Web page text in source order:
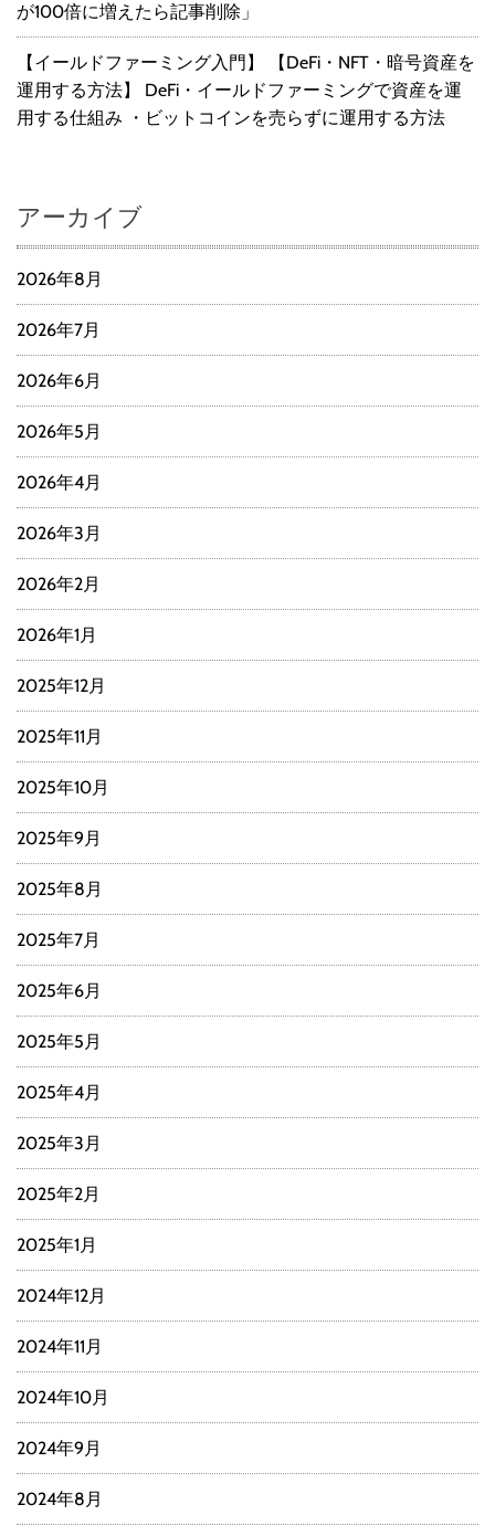
が100倍に増えたら記事削除」
【イールドファーミング入門】 【DeFi・NFT・暗号資産を
運用する方法】 DeFi・イールドファーミングで資産を運
用する仕組み ・ビットコインを売らずに運用する方法
アーカイブ
2026年8月
2026年7月
2026年6月
2026年5月
2026年4月
2026年3月
2026年2月
2026年1月
2025年12月
2025年11月
2025年10月
2025年9月
2025年8月
2025年7月
2025年6月
2025年5月
2025年4月
2025年3月
2025年2月
2025年1月
2024年12月
2024年11月
2024年10月
2024年9月
2024年8月